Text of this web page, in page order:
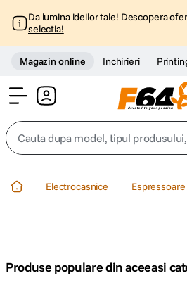
Da lumina ideilor tale! Descopera
selectia!
Magazin online Inchirieri
Cauta dupa model, tipul produsului,
trepied telefon
Electrocasnice
Produse populare din aceeasi